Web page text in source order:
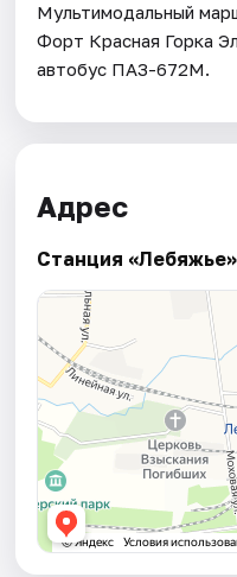
Мультимодальный
Форт Красная Горка
автобус ПАЗ-672М.
Адрес
Станция «Лебяжье»